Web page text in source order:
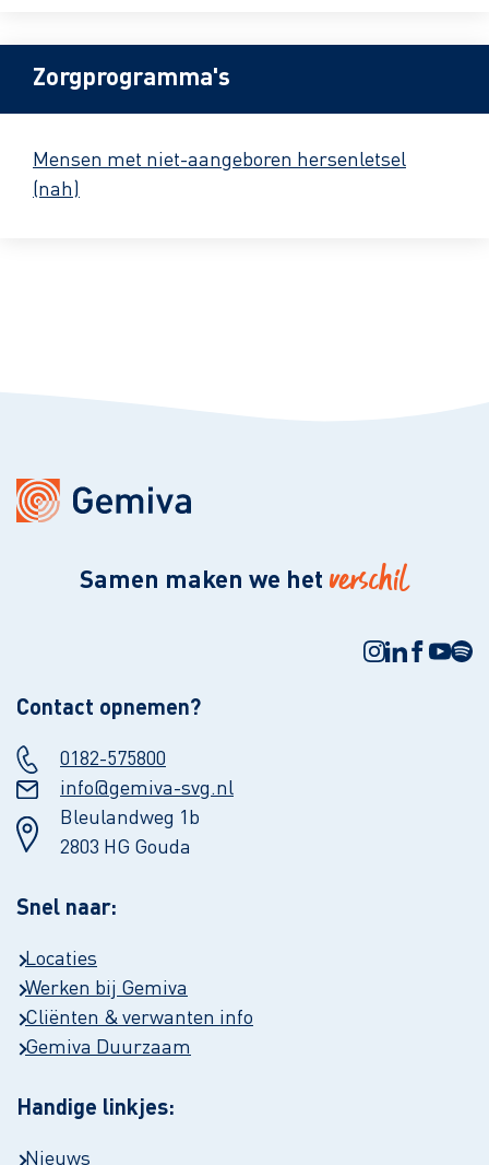
Zorgprogramma's
Mensen met niet-aangeboren hersenletsel
(nah)
Samen maken we het verschil
Contact opnemen?
0182-575800
info@gemiva-svg.nl
Bleulandweg 1b
2803 HG Gouda
Snel naar:
Locaties
Werken bij Gemiva
Cliënten & verwanten info
Gemiva Duurzaam
Handige linkjes:
Nieuws